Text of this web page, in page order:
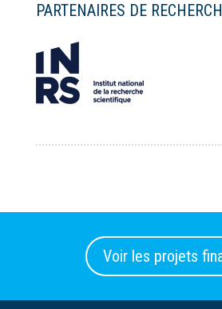
PARTENAIRES DE
Voir les projets